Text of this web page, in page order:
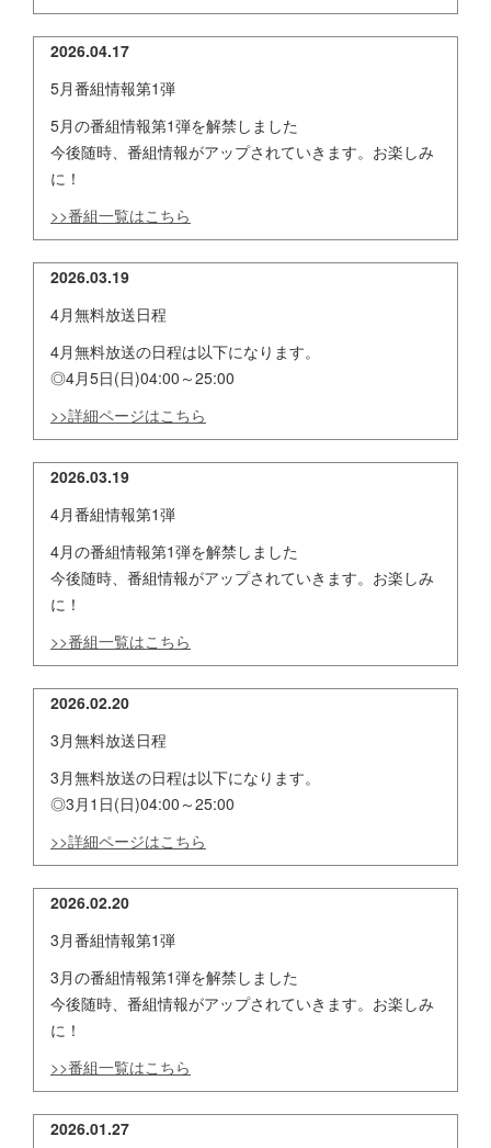
2026.04.17
5月番組情報第1弾
5月の番組情報第1弾を解禁しました
今後随時、番組情報がアップされていきます。お楽しみ
に！
>>番組一覧はこちら
2026.03.19
4月無料放送日程
4月無料放送の日程は以下になります。
◎4月5日(日)04:00～25:00
>>詳細ページはこちら
2026.03.19
4月番組情報第1弾
4月の番組情報第1弾を解禁しました
今後随時、番組情報がアップされていきます。お楽しみ
に！
>>番組一覧はこちら
2026.02.20
3月無料放送日程
3月無料放送の日程は以下になります。
◎3月1日(日)04:00～25:00
>>詳細ページはこちら
2026.02.20
3月番組情報第1弾
3月の番組情報第1弾を解禁しました
今後随時、番組情報がアップされていきます。お楽しみ
に！
>>番組一覧はこちら
2026.01.27